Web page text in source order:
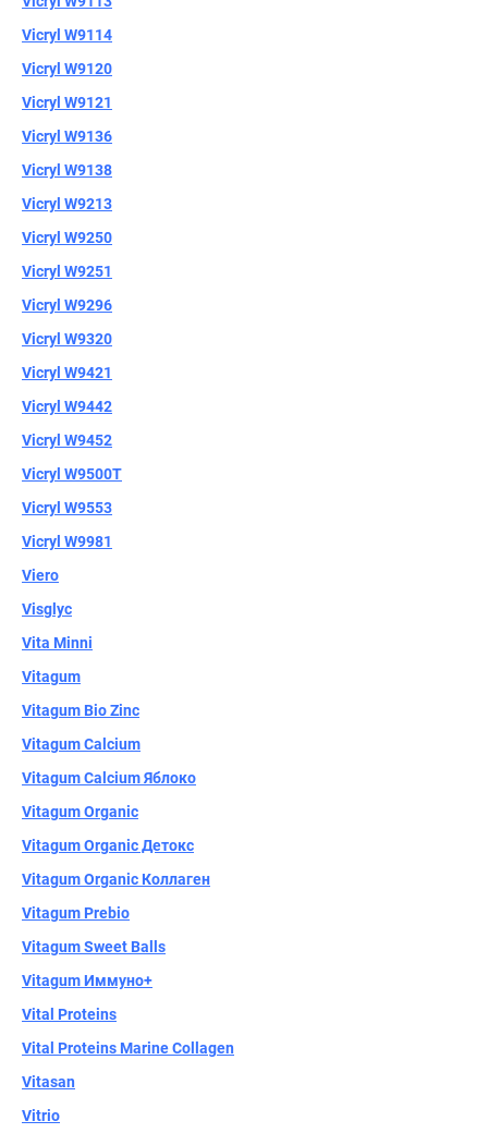
Vicryl W9114
Vicryl W9120
Vicryl W9121
Vicryl W9136
Vicryl W9138
Vicryl W9213
Vicryl W9250
Vicryl W9251
Vicryl W9296
Vicryl W9320
Vicryl W9421
Vicryl W9442
Vicryl W9452
Vicryl W9500Т
Vicryl W9553
Vicryl W9981
Viero
Visglyc
Vita Minni
Vitagum
Vitagum Bio Zinc
Vitagum Calcium
Vitagum Calcium Яблоко
Vitagum Organic
Vitagum Organic Детокс
Vitagum Organic Коллаген
Vitagum Prebio
Vitagum Sweet Balls
Vitagum Иммуно+
Vital Proteins
Vital Proteins Marine Collagen
Vitasan
Vitrio